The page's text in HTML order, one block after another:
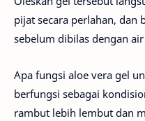
pijat secara perlahan, dan
sebelum dibilas dengan
Apa fungsi aloe vera gel
berfungsi sebagai
rambut lebih lembut dan